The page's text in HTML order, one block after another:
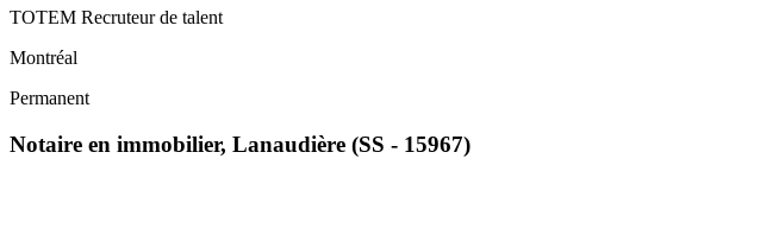
TOTEM Recruteur de talent
Montréal
Permanent
Notaire en immobilier, Lanaudière (SS - 15967)